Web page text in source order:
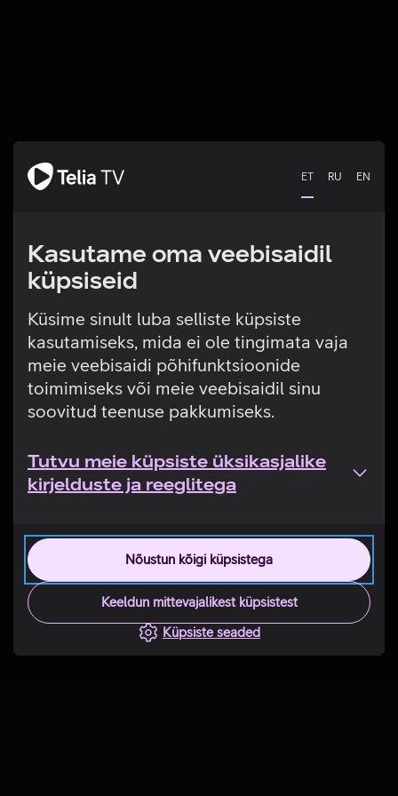
ET RU EN
Kasutame oma veebisaidil
küpsiseid
Küsime sinult luba selliste küpsiste
kasutamiseks, mida ei ole tingimata vaja
meie veebisaidi põhifunktsioonide
toimimiseks või meie veebisaidil sinu
soovitud teenuse pakkumiseks.
Tutvu meie küpsiste üksikasjalike
kirjelduste ja reeglitega
Nõustun kõigi küpsistega
Keeldun mittevajalikest küpsistest
Küpsiste seaded
Tehniline viga